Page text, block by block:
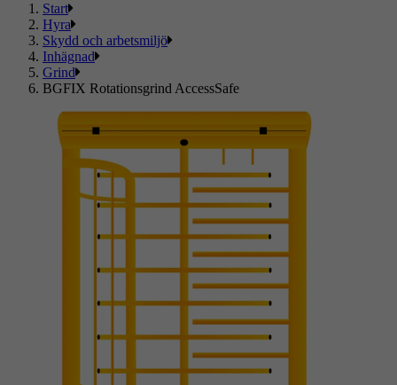
Start
Hyra
Skydd och arbetsmiljö
Inhägnad
Grind
BGFIX Rotationsgrind AccessSafe